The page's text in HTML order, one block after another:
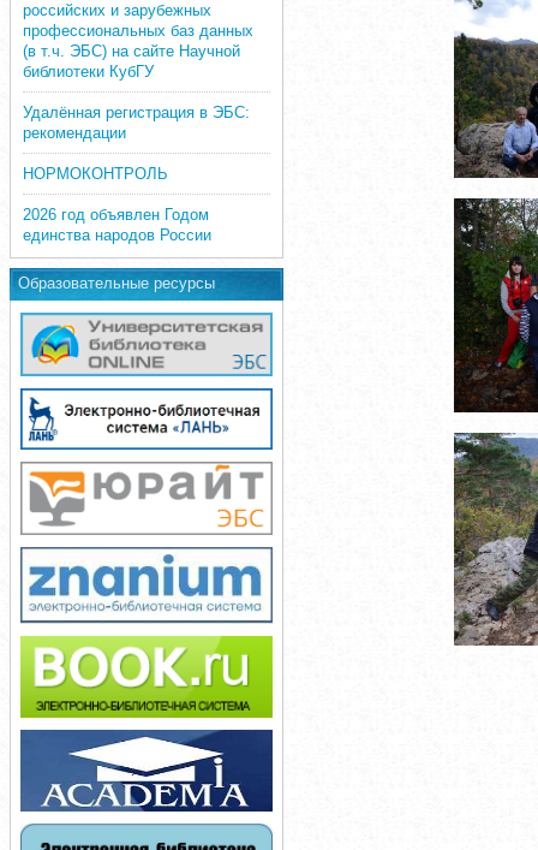
российских и зарубежных
профессиональных баз данных
(в т.ч. ЭБС) на сайте Научной
библиотеки КубГУ
Удалённая регистрация в ЭБС:
рекомендации
НОРМОКОНТРОЛЬ
2026 год объявлен Годом
единства народов России
Образовательные ресурсы